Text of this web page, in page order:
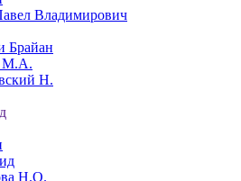
Владимирович
Брайан
М.А.
Н.
Н.О.